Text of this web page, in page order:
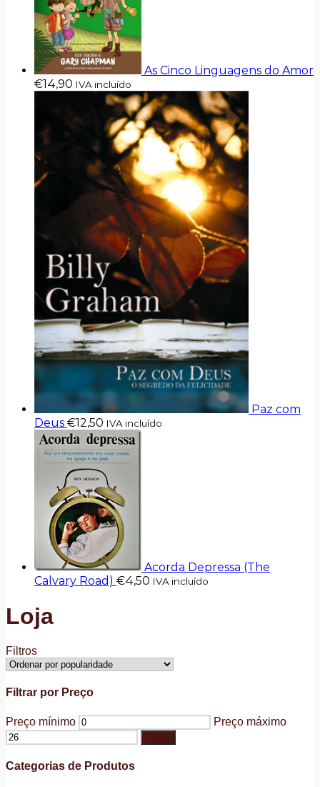
As Cinco Linguagens do Amor
€14,90 IVA incluído
Paz com
Deus €12,50 IVA incluído
Acorda Depressa (The
Calvary Road) €4,50 IVA incluído
Loja
Filtros
Filtrar por Preço
Preço mínimo Preço máximo
Categorias de Produtos